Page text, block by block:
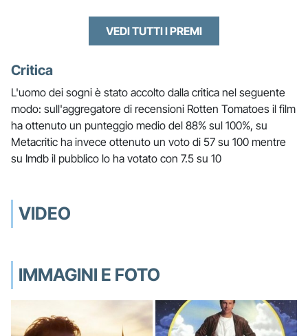
VEDI TUTTI I PREMI
Critica
L'uomo dei sogni è stato accolto dalla critica nel seguente
modo: sull'aggregatore di recensioni Rotten Tomatoes il film
ha ottenuto un punteggio medio del 88% sul 100%, su
Metacritic ha invece ottenuto un voto di 57 su 100 mentre
su Imdb il pubblico lo ha votato con 7.5 su 10
VIDEO
IMMAGINI E FOTO